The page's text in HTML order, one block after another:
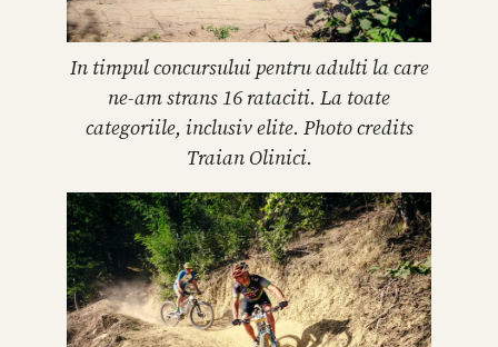
In timpul concursului pentru adulti la care
ne-am strans 16 rataciti. La toate
categoriile, inclusiv elite. Photo credits
Traian Olinici.